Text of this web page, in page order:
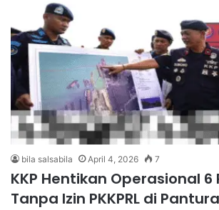
bila salsabila April 4, 2026 7
KKP Hentikan Operasional
Tanpa Izin PKKPRL di